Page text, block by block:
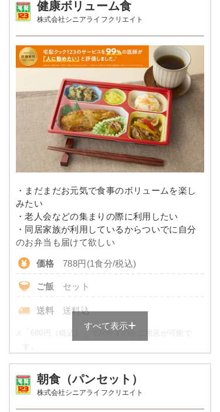
豚肉のしぐれ煮
エネルギー：497kcal、たんぱく質：21.4g、脂
質：10.6g、炭水化物：76.4g、ナトリウム：
687mg、食塩相当量：1.7g
※メニューの補足
ご飯セットの栄養素です。お弁当献立の一例と
その栄養価のため、実際にご提供可能なメニュ
ーではないのでご注意ください。
カロリー 430～600 kcal
塩分 3.0以下
タンパク質 20.0～24.0g
脂質 -
糖質 -
リン -
カリウム -
幸たんぱく食のメニュー例
ハンバーグ（トマトソース）
ペペロンチーノ
野菜とウインナーの炒め物
桜でんぶ
ブロッコリーと海老のサラダ
エネルギー：589Kcal、たんぱく質20.2g、脂
質：17.7g、炭水化物：83.4g、ナトリウム：
895mg、食塩相当量2.3g
※メニューの補足
※ご飯セットの栄養素です。お弁当献立の一例
健康ボリューム食
株式会社シニアライフクリエイト
・まだまだお元気で食事のボリュームを楽し
みたい
・老人会などの集まりの際に利用したい
・同居家族が利用しているからついでに自分
のお弁当も届けて欲しい
価格 788円(1食分/税込)
ご飯 セット
送料 送料込
※
「680円（税込）」でおかずのみご用意が可能で
品数 5品～6品
すべて表示
朝食（パンセット）
株式会社シニアライフクリエイト